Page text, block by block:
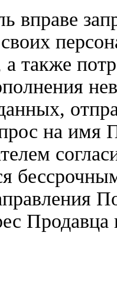
вправе
а также
на имя